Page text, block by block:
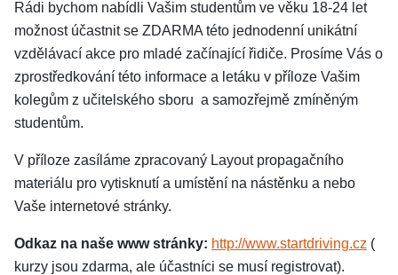
Rádi bychom nabídli Vašim studentům ve věku 18-24 let
možnost účastnit se ZDARMA této jednodenní unikátní
vzdělávací akce pro mladé začínající řidiče. Prosíme Vás o
zprostředkování této informace a letáku v příloze Vašim
kolegům z učitelského sboru a samozřejmě zmíněným
studentům.
V příloze zasíláme zpracovaný Layout propagačního
materiálu pro vytisknutí a umístění na nástěnku a nebo
Vaše internetové stránky.
Odkaz na naše www stránky: http://www.startdriving.cz (
kurzy jsou zdarma, ale účastníci se musí registrovat).